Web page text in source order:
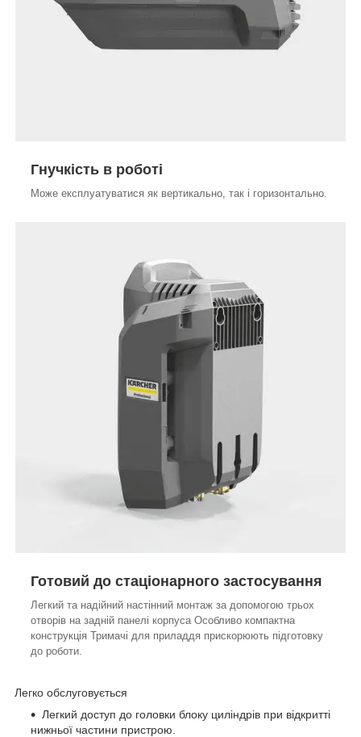
Гнучкість в роботі
Може експлуатуватися як вертикально, так і горизонтально.
Готовий до стаціонарного застосування
Легкий та надійний настінний монтаж за допомогою трьох
отворів на задній панелі корпуса Особливо компактна
конструкція Тримачі для приладдя прискорюють підготовку
до роботи.
Легко обслуговується
Легкий доступ до головки блоку циліндрів при відкритті
нижньої частини пристрою.